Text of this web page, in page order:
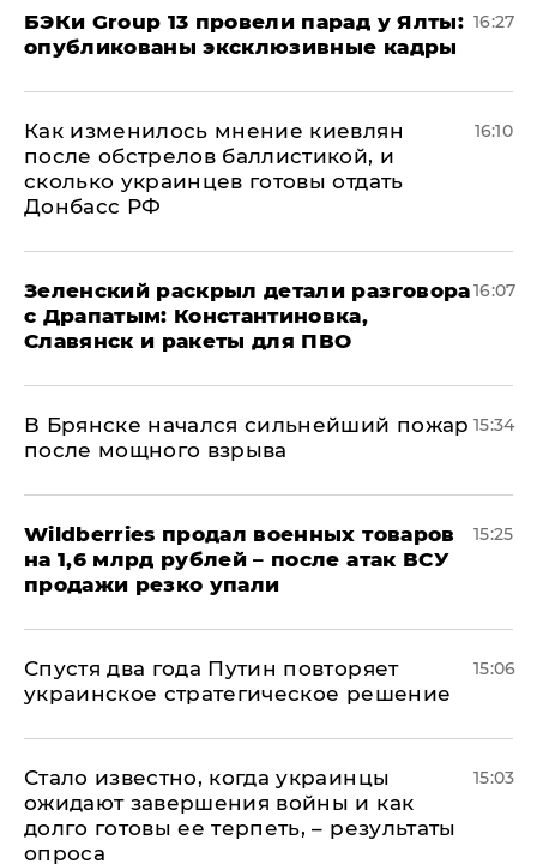
​БЭКи Group 13 провели парад у Ялты:
опубликованы эксклюзивные кадры
16:27
Как изменилось мнение киевлян
после обстрелов баллистикой, и
сколько украинцев готовы отдать
Донбасс РФ
16:10
​Зеленский раскрыл детали разговора
с Драпатым: Константиновка,
Славянск и ракеты для ПВО
16:07
В Брянске начался сильнейший пожар
после мощного взрыва
15:34
​Wildberries продал военных товаров
на 1,6 млрд рублей – после атак ВСУ
продажи резко упали
15:25
Спустя два года Путин повторяет
украинское стратегическое решение
15:06
Стало известно, когда украинцы
ожидают завершения войны и как
долго готовы ее терпеть, – результаты
опроса
15:03